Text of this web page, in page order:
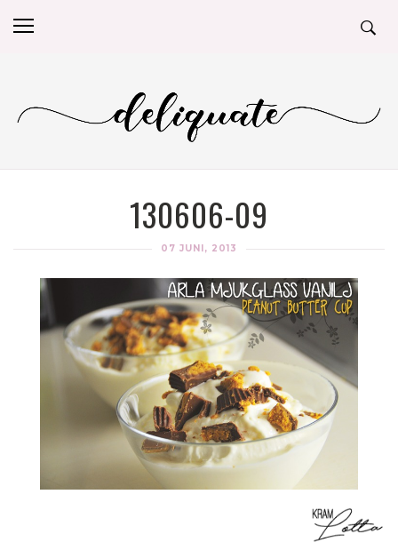
130606-09
07 JUNI, 2013